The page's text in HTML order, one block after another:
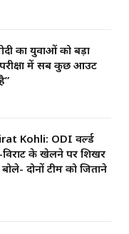
का युवाओं को बड़ा
में सब कुछ आउट
Kohli: ODI वर्ल्ड
के खेलने पर शिखर
दोनों टीम को जिताने